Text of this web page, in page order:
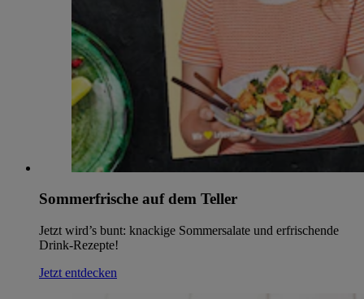
Sommerfrische auf dem Teller
Jetzt wird’s bunt: knackige Sommersalate und erfrischende
Drink-Rezepte!
Jetzt entdecken